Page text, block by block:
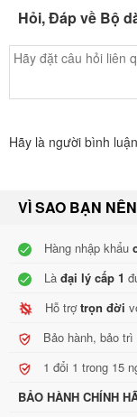
Loa Sub Nexo
Loa subwoofer Nexo
tuyệt vời, âm bass
đúng đắn cho dàn
Cục đẩy công suất
khiển DTD, là sự kết
năng khuếch đại âm
Controller NEXO
Controller nổi bật với
các thuật toán EQ
Hỏi, Đáp về Bộ
Hãy là người bình
VÌ SAO BẠN
Hàng nhập khẩu
Là đại lý cấp 1
Hỗ trợtrọn đời
Bảo hành, bảo
1 đổi 1 trong 15
BẢO HÀNH CHÍNH